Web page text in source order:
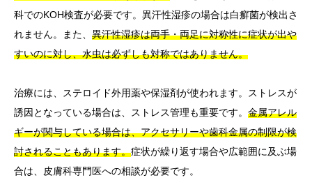
科でのKOH検査が必要です。異汗性湿疹の場合は白癬菌が検出さ
れません。また、 異汗性湿疹は両手・両足に対称性に症状が出や
すいのに対し、水虫は必ずしも対称ではありません。
治療には、ステロイド外用薬や保湿剤が使われます。ストレスが
誘因となっている場合は、ストレス管理も重要です。 金属アレル
ギーが関与している場合は、アクセサリーや歯科金属の制限が検
討されることもあります。症状が繰り返す場合や広範囲に及ぶ場
合は、皮膚科専門医への相談が必要です。